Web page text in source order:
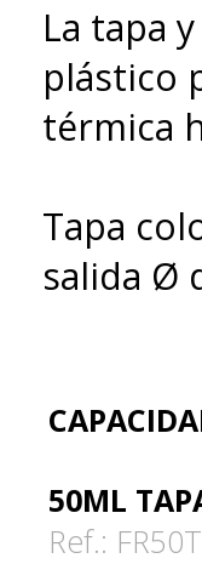
La tapa
plástico
térmica
Tapa
salida Ø
50ML
Ref.: